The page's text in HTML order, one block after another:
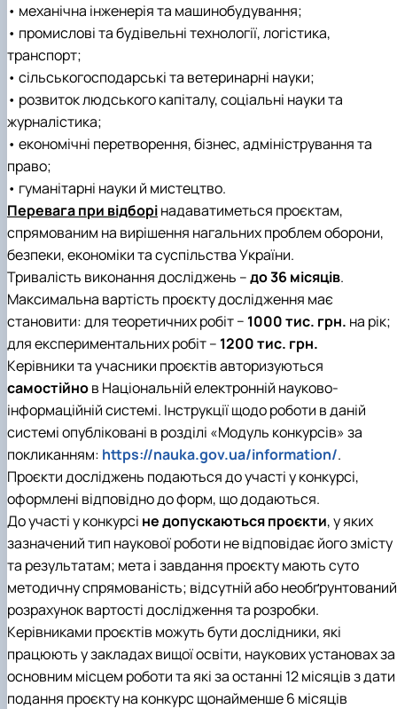
• механічна інженерія та машинобудування;
• промислові та будівельні технології, логістика,
транспорт;
• сільськогосподарські та ветеринарні науки;
• розвиток людського капіталу, соціальні науки та
журналістика;
• економічні перетворення, бізнес, адміністрування та
право;
• гуманітарні науки й мистецтво.
Перевага при відборінадаватиметься проєктам,
спрямованим на вирішення нагальних проблем оборони,
безпеки, економіки та суспільства України.
Тривалість виконання досліджень –до 36 місяців.
Максимальна вартість проєкту дослідження має
становити: для теоретичних робіт − 1000 тис. грн. на рік;
для експериментальних робіт – 1200 тис. грн.
Керівники та учасники проєктів авторизуються
самостійнов Національній електронній науково-
інформаційній системі. Інструкції щодо роботи в даній
системі опубліковані в розділі «Модуль конкурсів» за
покликанням: https://nauka.gov.ua/information/.
Проєкти досліджень подаються до участі у конкурсі,
оформлені відповідно до форм, що додаються.
До участі у конкурсі не допускаються проєкти, у яких
зазначений тип наукової роботи не відповідає його змісту
та результатам; мета і завдання проєкту мають суто
методичну спрямованість; відсутній або необґрунтований
розрахунок вартості дослідження та розробки.
Керівниками проєктів можуть бути дослідники, які
працюють у закладах вищої освіти, наукових установах за
основним місцем роботи та які за останні 12 місяців з дати
подання проєкту на конкурс щонайменше 6 місяців